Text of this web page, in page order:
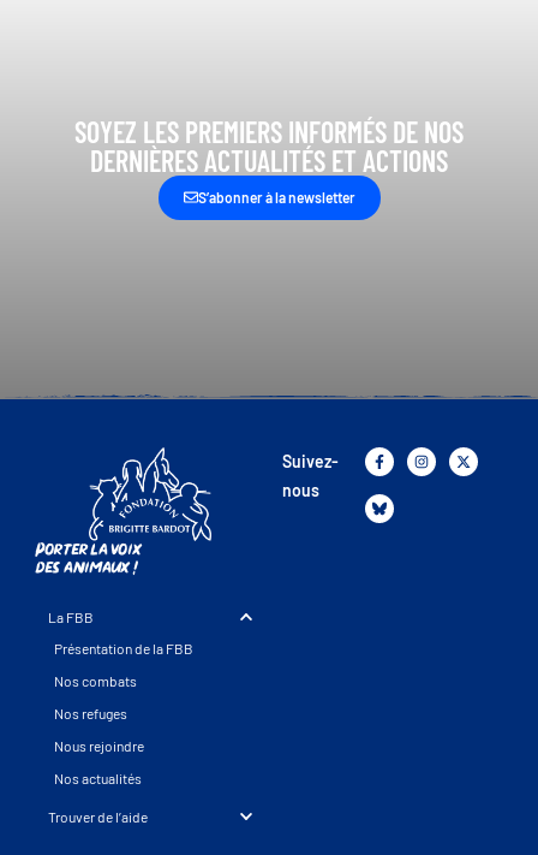
SOYEZ LES PREMIERS INFORMÉS DE NOS
DERNIÈRES ACTUALITÉS ET ACTIONS
S’abonner à la newsletter
Porter la voix
des animaux !
La FBB
Présentation de la FBB
Nos combats
Nos refuges
Nous rejoindre
Nos actualités
Trouver de l’aide
Suivez-
nous